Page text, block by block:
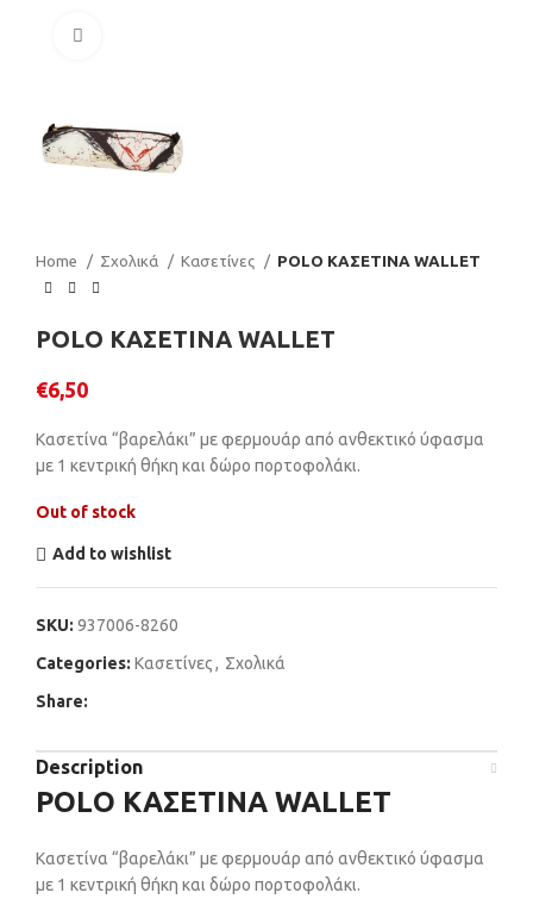
Home Σχολικά Κασετίνες POLO ΚΑΣΕΤΙΝΑ WALLET
POLO ΚΑΣΕΤΙΝΑ WALLET
€6,50
Κασετίνα “βαρελάκι” με φερμουάρ από ανθεκτικό ύφασμα
με 1 κεντρική θήκη και δώρο πορτοφολάκι.
Out of stock
Add to wishlist
SKU: 937006-8260
Categories: Κασετίνες, Σχολικά
Share:
Description
POLO ΚΑΣΕΤΙΝΑ WALLET
Κασετίνα “βαρελάκι” με φερμουάρ από ανθεκτικό ύφασμα
με 1 κεντρική θήκη και δώρο πορτοφολάκι.